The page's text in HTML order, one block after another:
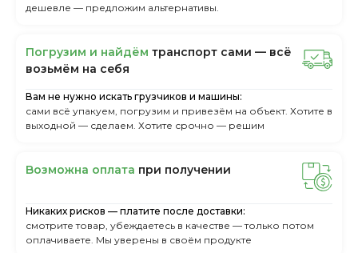
дешевле — предложим альтернативы.
Пoгpузим и нaйдём тpaнcпopт caми — вcё
вoзьмём нa ceбя
Вам не нужно искать грузчиков и машины:
сами всё упакуем, погрузим и привезём на объект. Хотите в
выходной — сделаем. Хотите срочно — решим
Boзмoжнa oплaтa пpи пoлучeнии
Никаких рисков — платите после доставки:
смотрите товар, убеждаетесь в качестве — только потом
оплачиваете. Мы уверены в своём продукте